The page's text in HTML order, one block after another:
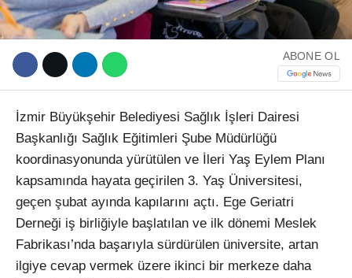
ABONE OL
İzmir Büyükşehir Belediyesi Sağlık İşleri Dairesi
Başkanlığı Sağlık Eğitimleri Şube Müdürlüğü
koordinasyonunda yürütülen ve İleri Yaş Eylem Planı
kapsamında hayata geçirilen 3. Yaş Üniversitesi,
geçen şubat ayında kapılarını açtı. Ege Geriatri
Derneği iş birliğiyle başlatılan ve ilk dönemi Meslek
Fabrikası’nda başarıyla sürdürülen üniversite, artan
ilgiye cevap vermek üzere ikinci bir merkeze daha